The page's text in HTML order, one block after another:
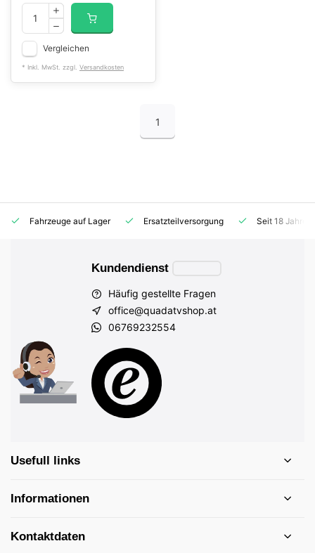
Vergleichen
* Inkl. MwSt. zzgl. Versandkosten
1
Fahrzeuge auf Lager Ersatzteilversorgung Seit 18
Kundendienst
Häufig gestellte Fragen
office@quadatvshop.at
06769232554
Usefull links
Informationen
Kontaktdaten